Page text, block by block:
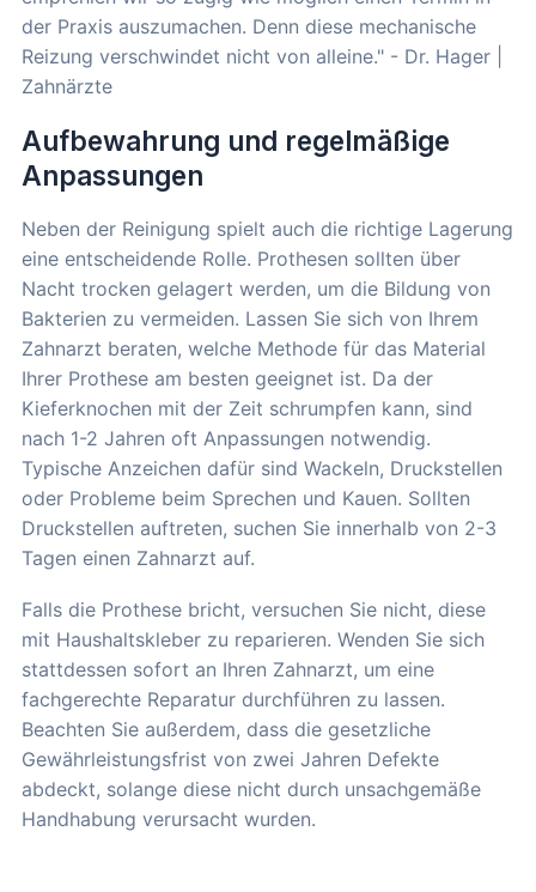
der Praxis auszumachen. Denn diese mechanische
Reizung verschwindet nicht von alleine." - Dr. Hager |
Zahnärzte
Aufbewahrung und regelmäßige
Anpassungen
Neben der Reinigung spielt auch die richtige Lagerung
eine entscheidende Rolle. Prothesen sollten über
Nacht trocken gelagert werden, um die Bildung von
Bakterien zu vermeiden. Lassen Sie sich von Ihrem
Zahnarzt beraten, welche Methode für das Material
Ihrer Prothese am besten geeignet ist. Da der
Kieferknochen mit der Zeit schrumpfen kann, sind
nach 1-2 Jahren oft Anpassungen notwendig.
Typische Anzeichen dafür sind Wackeln, Druckstellen
oder Probleme beim Sprechen und Kauen. Sollten
Druckstellen auftreten, suchen Sie innerhalb von 2-3
Tagen einen Zahnarzt auf.
Falls die Prothese bricht, versuchen Sie nicht, diese
mit Haushaltskleber zu reparieren. Wenden Sie sich
stattdessen sofort an Ihren Zahnarzt, um eine
fachgerechte Reparatur durchführen zu lassen.
Beachten Sie außerdem, dass die gesetzliche
Gewährleistungsfrist von zwei Jahren Defekte
abdeckt, solange diese nicht durch unsachgemäße
Handhabung verursacht wurden.